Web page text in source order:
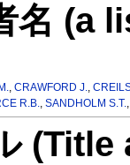
名 (a
,CRAWFORD J.,
R.B., SANDHOLM S.T.